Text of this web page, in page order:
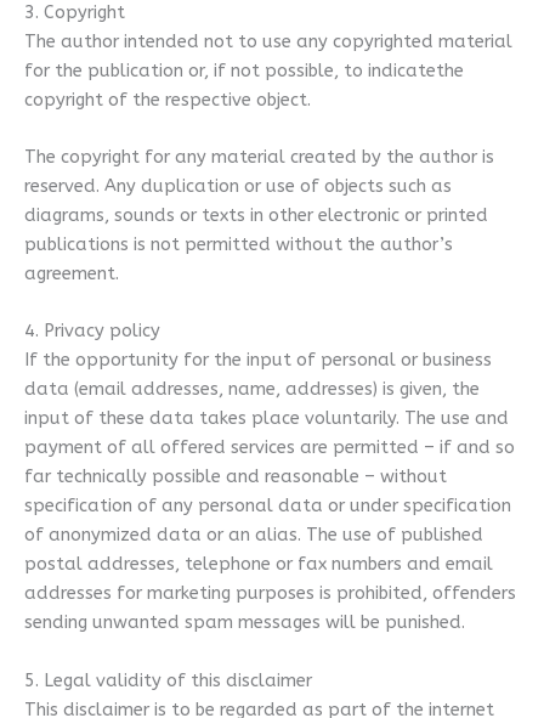
3. Copyright
The author intended not to use any copyrighted material
for the publication or, if not possible, to indicatethe
copyright of the respective object.
The copyright for any material created by the author is
reserved. Any duplication or use of objects such as
diagrams, sounds or texts in other electronic or printed
publications is not permitted without the author’s
agreement.
4. Privacy policy
If the opportunity for the input of personal or business
data (email addresses, name, addresses) is given, the
input of these data takes place voluntarily. The use and
payment of all offered services are permitted – if and so
far technically possible and reasonable – without
specification of any personal data or under specification
of anonymized data or an alias. The use of published
postal addresses, telephone or fax numbers and email
addresses for marketing purposes is prohibited, offenders
sending unwanted spam messages will be punished.
5. Legal validity of this disclaimer
This disclaimer is to be regarded as part of the internet